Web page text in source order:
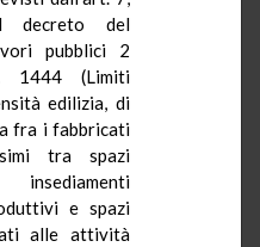
decreto del
pubblici 2
1444 (Limiti
edilizia, di
fra i fabbricati
tra spazi
e spazi
alle attività